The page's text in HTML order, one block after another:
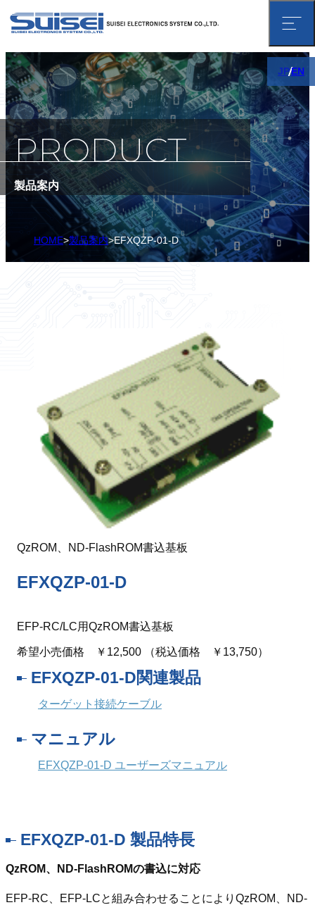
PRODUCT
製品案内
HOME 製品案内 EFXQZP-01-D
QzROM、ND-FlashROM書込基板
EFXQZP-01-D
EFP-RC/LC用QzROM書込基板
希望小売価格 ￥12,500 （税込価格 ￥13,750）
EFXQZP-01-D関連製品
ターゲット接続ケーブル
マニュアル
EFXQZP-01-D ユーザーズマニュアル
EFXQZP-01-D 製品特長
QzROM、ND-FlashROMの書込に対応
EFP-RC、EFP-LCと組み合わせることによりQzROM、ND-
HOME
BUSINESS
COMPANY
MESSAGE
PROFILE
PHILOSOPHY
ACCESS